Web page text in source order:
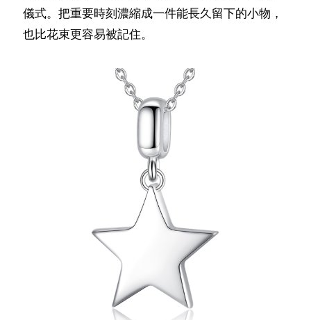
儀式。把重要時刻濃縮成一件能長久留下的小物，
也比花束更容易被記住。